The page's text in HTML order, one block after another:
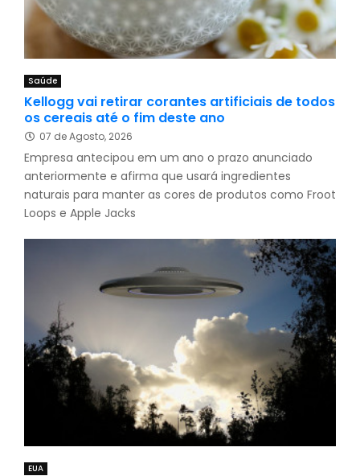
Saúde
Kellogg vai retirar corantes artificiais de todos
os cereais até o fim deste ano
07 de Agosto, 2026
Empresa antecipou em um ano o prazo anunciado
anteriormente e afirma que usará ingredientes
naturais para manter as cores de produtos como Froot
Loops e Apple Jacks
EUA